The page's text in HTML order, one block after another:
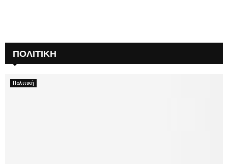
ΠΟΛΙΤΙΚΗ
Πολιτική